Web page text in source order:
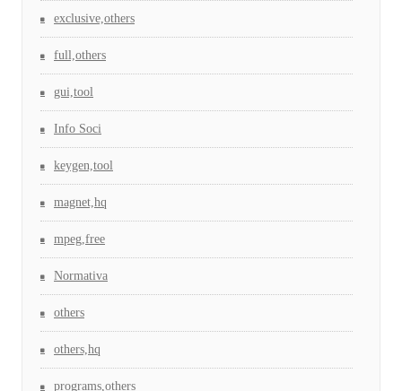
exclusive,others
full,others
gui,tool
Info Soci
keygen,tool
magnet,hq
mpeg,free
Normativa
others
others,hq
programs,others